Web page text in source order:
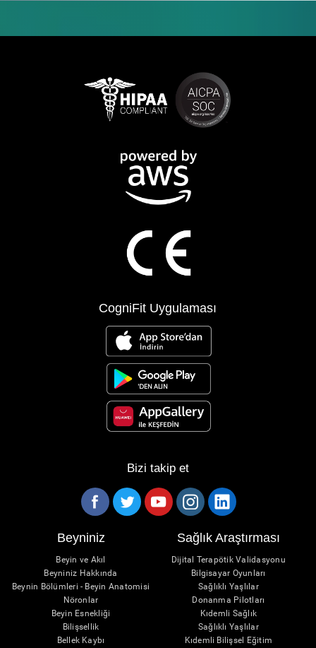
CogniFit Uygulaması
Bizi takip et
Beyniniz
Beyin ve Akıl
Beyniniz Hakkında
Beynin Bölümleri - Beyin Anatomisi
Nöronlar
Beyin Esnekliği
Bilişsellik
Bellek Kaybı
Sağlık Araştırması
Dijital Terapötik Validasyonu
Bilgisayar Oyunları
Sağlıklı Yaşlılar
Donanma Pilotları
Kıdemli Sağlık
Sağlıklı Yaşlılar
Kıdemli Bilişsel Eğitim